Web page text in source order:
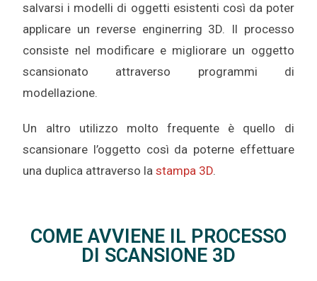
salvarsi i modelli di oggetti esistenti così da poter
applicare un reverse enginerring 3D. Il processo
consiste nel modificare e migliorare un oggetto
scansionato attraverso programmi di
modellazione.
Un altro utilizzo molto frequente è quello di
scansionare l’oggetto così da poterne effettuare
una duplica attraverso lastampa 3D.
COME AVVIENE IL PROCESSO
DI SCANSIONE 3D